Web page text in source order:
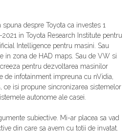
despre Toyota ca investes 1
in Toyota Research Institute pentru
Intelligence pentru masini. Sau
in zona de HAD maps. Sau de VW si
pentru dezvoltarea masinilor
de infotainment impreuna cu nVidia,
ce isi propune sincronizarea sistemelor
autonome ale casei.
subiective. Mi-ar placea sa vad
din care sa avem cu totii de invatat.